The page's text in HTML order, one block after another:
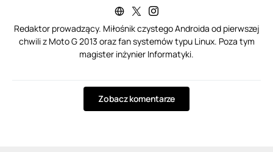
Redaktor prowadzący. Miłośnik czystego Androida od pierwszej
chwili z Moto G 2013 oraz fan systemów typu Linux. Poza tym
magister inżynier Informatyki.
Zobacz komentarze